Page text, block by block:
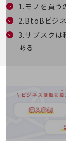
AI
データ利活用
運用管理
課題・ニーズで探
1.モノを買う
2.BtoBビジ
3.サブスクは
ある